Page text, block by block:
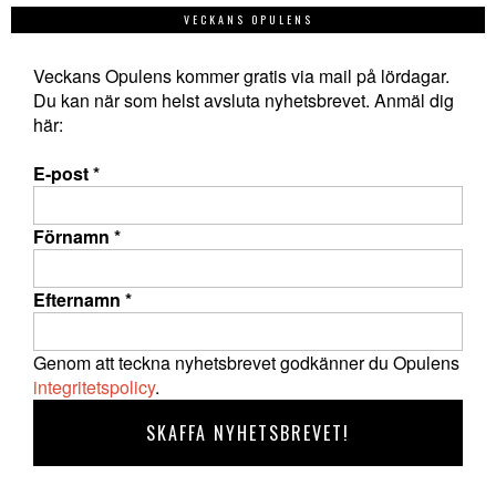
VECKANS OPULENS
Veckans Opulens kommer gratis via mail på lördagar.
Du kan när som helst avsluta nyhetsbrevet. Anmäl dig
här:
E-post*
Förnamn *
Efternamn *
Genom att teckna nyhetsbrevet godkänner du Opulens
integritetspolicy.